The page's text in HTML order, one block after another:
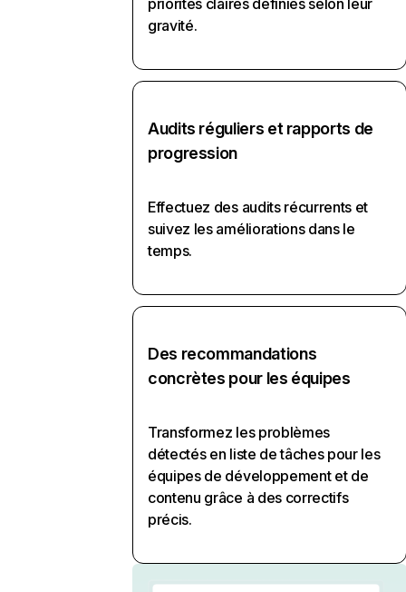
priorités claires définies selon leur
gravité.
Audits réguliers et rapports de
progression
Effectuez des audits récurrents et
suivez les améliorations dans le
temps.
Des recommandations
concrètes pour les équipes
Transformez les problèmes
détectés en liste de tâches pour les
équipes de développement et de
contenu grâce à des correctifs
précis.